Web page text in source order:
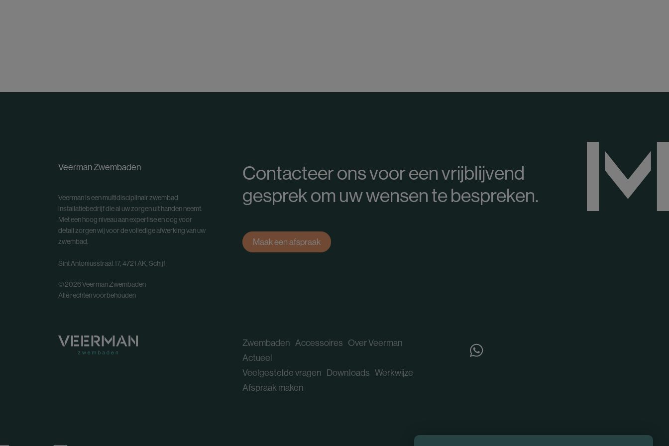
Veerman Zwembaden
Veerman is een multidisciplinair zwembad
installatiebedrijf die al uw zorgen uit handen neemt.
Met een hoog niveau aan expertise en oog voor
detail zorgen wij voor de volledige afwerking van uw
zwembad.
Sint Antoniusstraat 17, 4721 AK, Schijf
© 2026 Veerman Zwembaden
Alle rechten voorbehouden
Contacteer ons voor een vrijblijvend
gesprek om uw wensen te bespreken.
Maak een afspraak
Zwembaden Accessoires Over Veerman
Actueel
Veelgestelde vragen Downloads Werkwijze
Afspraak maken